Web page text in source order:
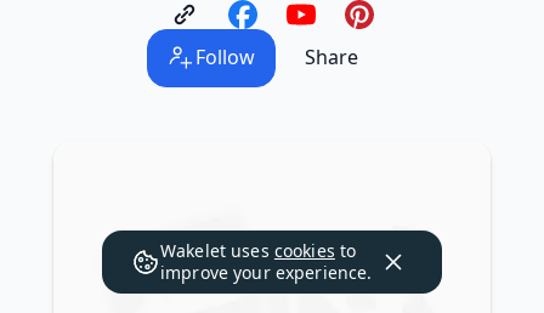
Follow Share
Wakelet uses cookies to
improve your experience.